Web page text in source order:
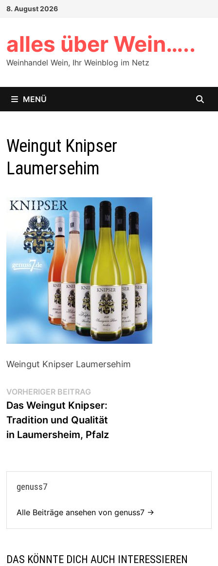
Zum
8. August 2026
alles über Wein…..
Weinhandel Wein, Ihr Weinblog im Netz
MENÜ
Weingut Knipser
Laumersehim
Weingut Knipser Laumersehim
Beitragsnavigation
VORHERIGER BEITRAGVorheriger
Beitrag:
Das Weingut Knipser:
Tradition und Qualität
in Laumersheim, Pfalz
genuss7
Alle Beiträge ansehen von genuss7 →
DAS KÖNNTE DICH AUCH INTERESSIEREN